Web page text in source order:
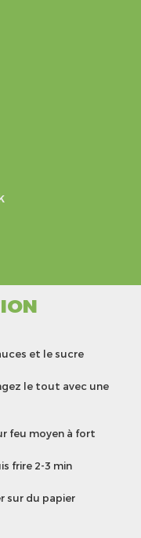
et le sucre
le tout avec une
feu moyen à fort
frire 2-3 min
sur du papier